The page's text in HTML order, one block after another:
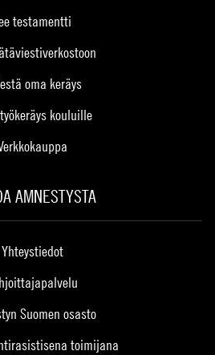
testamentti
oma keräys
kouluille
AMNESTYSTA
Yhteystiedot
Suomen osasto
toimijana